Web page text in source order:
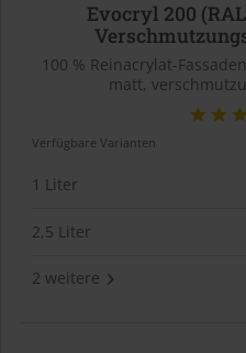
Evocryl 200
100 % Reinacrylat-
matt,
Verfügbare Varianten
1 Liter
2,5 Liter
2 weitere